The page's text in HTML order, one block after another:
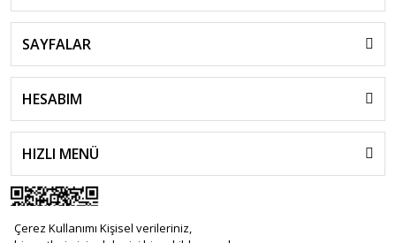
Çerez Kullanımı Kişisel verileriniz,
SAYFALAR
HESABIM
HIZLI MENÜ